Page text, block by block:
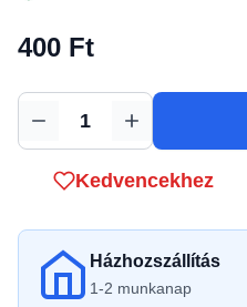
400 Ft
Mennyiség
Kedvencekhez
Házhozszállítás
1-2 munkanap